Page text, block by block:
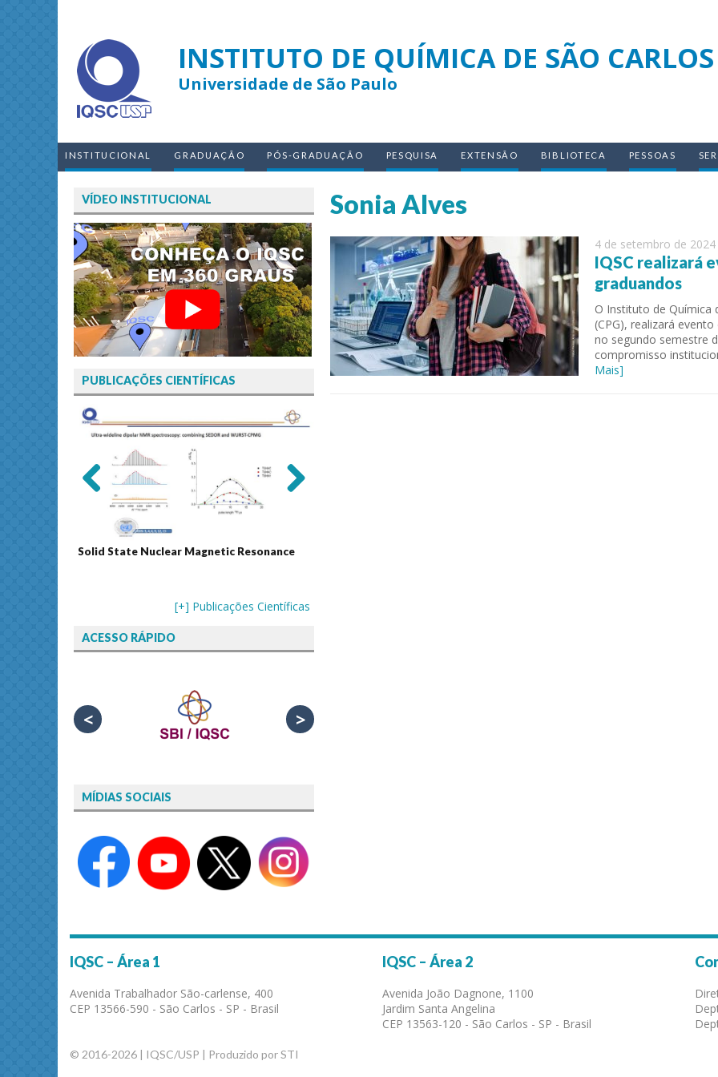
INSTITUTO DE QUÍMICA DE SÃO CARLOS
Universidade de São Paulo
INSTITUCIONAL GRADUAÇÃO PÓS-GRADUAÇÃO PESQUISA EXTENSÃO BIBLIOTECA PESSOAS
Sonia Alves
4 de setembro de 2024
IQSC realizará
graduandos
O Instituto de Química
(CPG), realizará
no segundo semestre
compromisso
Mais]
VÍDEO INSTITUCIONAL
PUBLICAÇÕES CIENTÍFICAS
Solid State Nuclear Magnetic Resonance
[+] Publicações Científicas
ACESSO RÁPIDO
< >
MÍDIAS SOCIAIS
IQSC – Área 1
Avenida Trabalhador São-carlense, 400
CEP 13566-590 - São Carlos - SP - Brasil
IQSC – Área 2
Avenida João Dagnone, 1100
Jardim Santa Angelina
CEP 13563-120 - São Carlos - SP - Brasil
© 2016-2026 | IQSC/USP | Produzido por STI